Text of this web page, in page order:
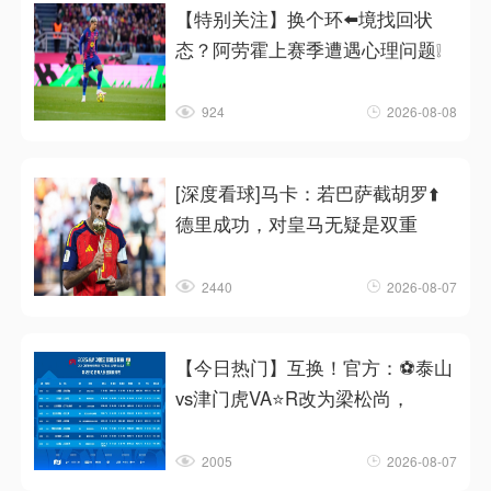
【特别关注】换个环⬅️境找回状
态？阿劳霍上赛季遭遇心理问题❕
924 2026-08-08
[深度看球]马卡：若巴萨截胡罗⬆️
德里成功，对皇马无疑是双重
2440 2026-08-07
【今日热门】互换！官方：⚽泰山
vs津门虎VA⭐R改为梁松尚，
2005 2026-08-07